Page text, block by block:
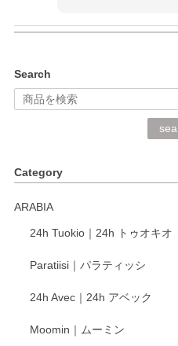
深さや大きさがとてもちょう
く、他の柄も何枚かこちらで
く交換して下さいました。
がとうございます。
います。 温かいお言
いたします。
Search
Category
ARABIA
24h Tuokio｜24h トゥオキオ
Paratiisi｜パラティッシ
24h Avec｜24h アベック
Moomin｜ムーミン